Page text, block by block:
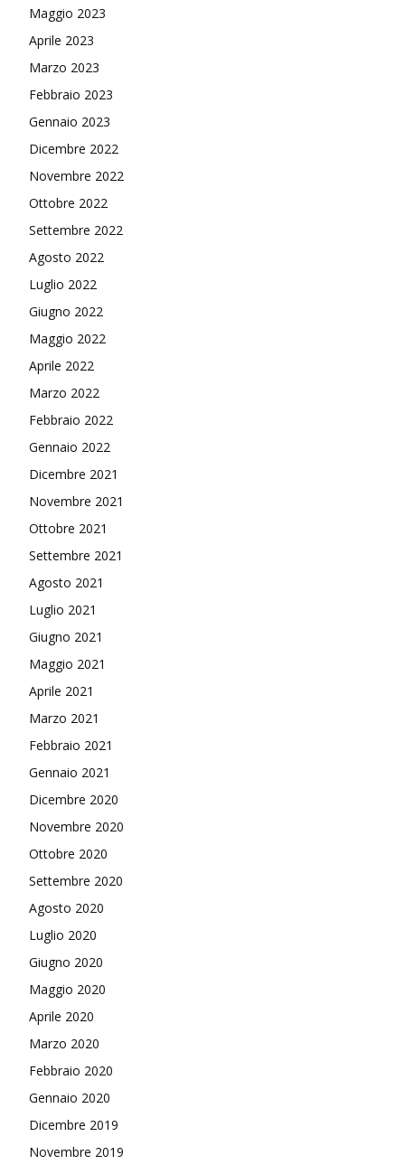
Maggio 2023
Aprile 2023
Marzo 2023
Febbraio 2023
Gennaio 2023
Dicembre 2022
Novembre 2022
Ottobre 2022
Settembre 2022
Agosto 2022
Luglio 2022
Giugno 2022
Maggio 2022
Aprile 2022
Marzo 2022
Febbraio 2022
Gennaio 2022
Dicembre 2021
Novembre 2021
Ottobre 2021
Settembre 2021
Agosto 2021
Luglio 2021
Giugno 2021
Maggio 2021
Aprile 2021
Marzo 2021
Febbraio 2021
Gennaio 2021
Dicembre 2020
Novembre 2020
Ottobre 2020
Settembre 2020
Agosto 2020
Luglio 2020
Giugno 2020
Maggio 2020
Aprile 2020
Marzo 2020
Febbraio 2020
Gennaio 2020
Dicembre 2019
Novembre 2019